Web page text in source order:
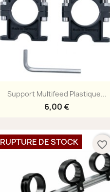
Aperçu rapide
Support Multifeed Plastique...
6,00 €
RUPTURE DE STOCK favorite_border